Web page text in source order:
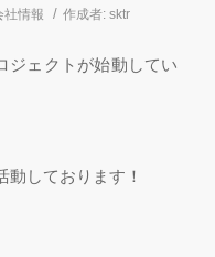
社情報 / 作成者: sktr
ジェクトが始動してい
動しております！